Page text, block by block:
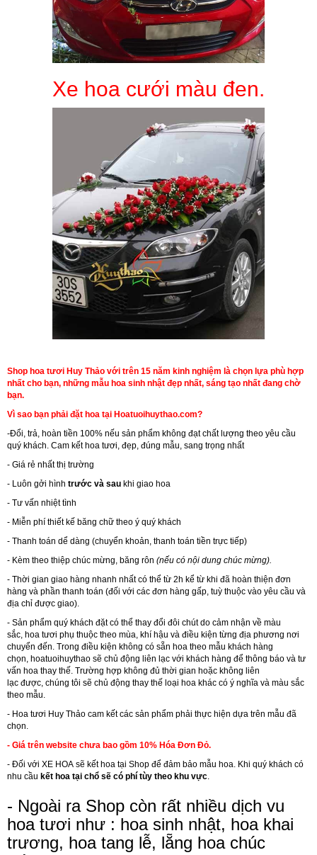
Xe hoa cưới màu đen.
Shop hoa tươi Huy Thảo với trên 15 năm kinh nghiệm là chọn lựa phù hợp
nhất cho bạn, những mẫu hoa sinh nhật đẹp nhất, sáng tạo nhất đang chờ
bạn.
Vì sao bạn phải đặt hoa tại Hoatuoihuythao.com?
-Đổi, trả, hoàn tiền 100% nếu sản phẩm không đạt chất lượng theo yêu cầu
quý khách. Cam kết hoa tươi, đẹp, đúng mẫu, sang trọng nhất
- Giá rẻ nhất thị trường
- Luôn gởi hình trước và sau khi giao hoa
- Tư vấn nhiệt tình
- Miễn phí thiết kế băng chữ theo ý quý khách
- Thanh toán dể dàng (chuyển khoản, thanh toán tiền trực tiếp)
- Kèm theo thiệp chúc mừng, băng rôn (nếu có nội dung chúc mừng).
- Thời gian giao hàng nhanh nhất có thể từ 2h kể từ khi đã hoàn thiện đơn
hàng và phần thanh toán (đối với các đơn hàng gấp, tuỳ thuộc vào yêu cầu và
địa chỉ được giao).
- Sản phẩm quý khách đặt có thể thay đổi đôi chút do cảm nhận về màu
sắc, hoa tươi phụ thuộc theo mùa, khí hậu và điều kiện từng địa phương nơi
chuyển đến. Trong điều kiện không có sẵn hoa theo mẫu khách hàng
chọn, hoatuoihuythao sẽ chủ động liên lạc với khách hàng để thông báo và tư
vấn hoa thay thế. Trường hợp không đủ thời gian hoặc không liên
lạc được, chúng tôi sẽ chủ động thay thế loại hoa khác có ý nghĩa và màu sắc
theo mẫu.
- Hoa tươi Huy Thảo cam kết các sản phẩm phải thực hiện dựa trên mẫu đã
chọn.
- Giá trên website chưa bao gồm 10% Hóa Đơn Đỏ.
- Đối với XE HOA sẽ kết hoa tại Shop để đảm bảo mẫu hoa. Khi quý khách có
nhu cầu kết hoa tại chổ sẽ có phí tùy theo khu vực
- Ngoài ra Shop còn rất nhiều dịch vu
hoa tươi như : hoa sinh nhật, hoa khai
trương, hoa tang lễ, lẵng hoa chúc